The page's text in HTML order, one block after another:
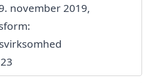
november 2019,